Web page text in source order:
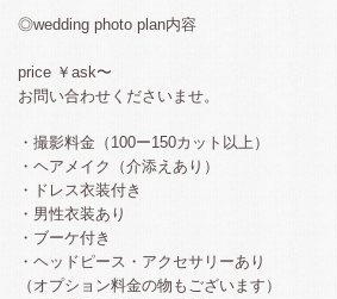
◎wedding photo plan内容
price ￥ask〜
お問い合わせくださいませ。
・撮影料金（100ー150カット以上）
・ヘアメイク（介添えあり）
・ドレス衣装付き
・男性衣装あり
・ブーケ付き
・ヘッドピース・アクセサリーあり
（オプション料金の物もございます）